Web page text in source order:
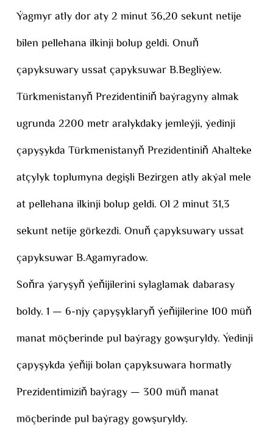
Ýagmyr atly dor aty 2 minut 36,20 sekunt netije
bilen pellehana ilkinji bolup geldi. Onuň
çapyksuwary ussat çapyksuwar B.Begliýew.
Türkmenistanyň Prezidentiniň baýragyny almak
ugrunda 2200 metr aralykdaky jemleýji, ýedinji
çapyşykda Türkmenistanyň Prezidentiniň Ahalteke
atçylyk toplumyna degişli Bezirgen atly akýal mele
at pellehana ilkinji bolup geldi. Ol 2 minut 31,3
sekunt netije görkezdi. Onuň çapyksuwary ussat
çapyksuwar B.Agamyradow.
Soňra ýaryşyň ýeňijilerini sylaglamak dabarasy
boldy. 1 — 6-njy çapyşyklaryň ýeňijilerine 100 müň
manat möçberinde pul baýragy gowşuryldy. Ýedinji
çapyşykda ýeňiji bolan çapyksuwara hormatly
Prezidentimiziň baýragy — 300 müň manat
möçberinde pul baýragy gowşuryldy.